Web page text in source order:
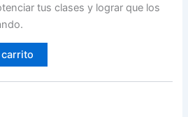
tus clases y lograr que los